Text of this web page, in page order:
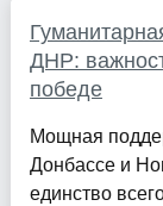
ДНР:
победе
Мощная
Донбассе и
единство